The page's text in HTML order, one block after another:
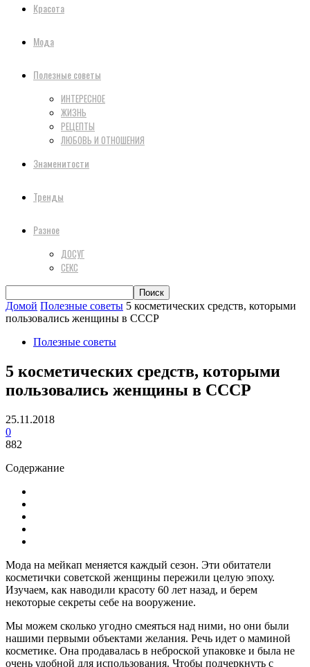
Красота
Мода
Полезные советы
ИНТЕРЕСНОЕ
ЖИЗНЬ
РЕЦЕПТЫ
ЛЮБОВЬ И ОТНОШЕНИЯ
Знаменитости
Тренды
Разное
ДОСУГ
СЕКС
Домой Полезные советы 5 косметических средств, которыми
пользовались женщины в СССР
Полезные советы
5 косметических средств, которыми
пользовались женщины в СССР
25.11.2018
0
882
Содержание
Мода на мейкап меняется каждый сезон. Эти обитатели
косметички советской женщины пережили целую эпоху.
Изучаем, как наводили красоту 60 лет назад, и берем
некоторые секреты себе на вооружение.
Мы можем сколько угодно смеяться над ними, но они были
нашими первыми объектами желания. Речь идет о маминой
косметике. Она продавалась в неброской упаковке и была не
очень удобной для использования. Чтобы подчеркнуть с